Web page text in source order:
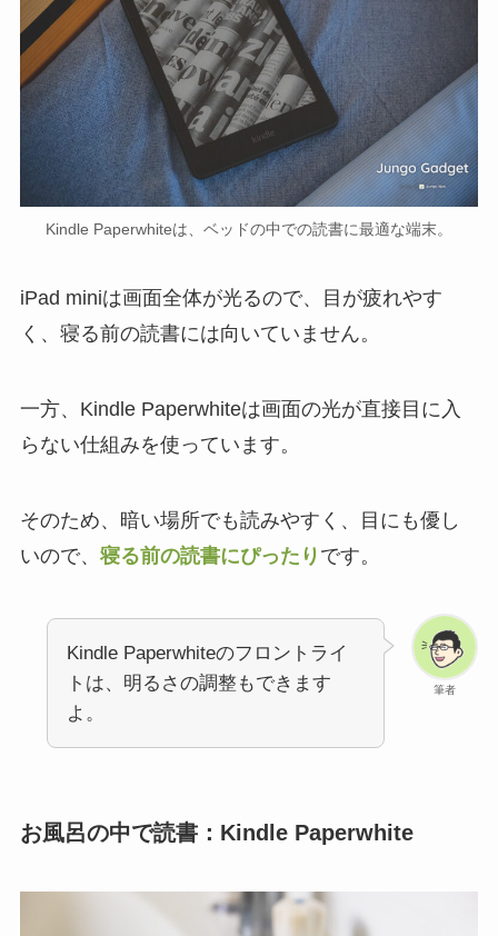
Kindle Paperwhiteは、ベッドの中での読書に最適な端末。
iPad miniは画面全体が光るので、目が疲れやす
く、寝る前の読書には向いていません。
一方、Kindle Paperwhiteは画面の光が直接目に入
らない仕組みを使っています。
そのため、暗い場所でも読みやすく、目にも優し
いので、 寝る前の読書にぴったり です。
筆者
Kindle Paperwhiteのフロントライ
トは、明るさの調整もできます
よ。
お風呂の中で読書：Kindle Paperwhite